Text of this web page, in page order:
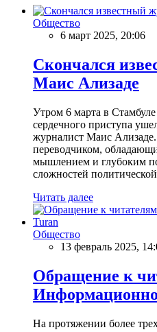
Общество
6 март 2025, 20:06
Скончался
Маис Ализаде
Утром 6 марта в
сердечного приступа
журналист Маис
переводчиком,
мышлением и глубоким
сложностей
Читать далее
Общество
13 февраль 2025,
Обращение к
На протяжении более